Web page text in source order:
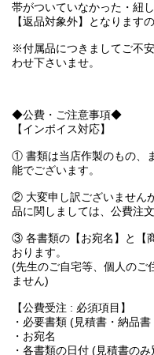
帯がついていなかった・紐
【返品対象外】となります
※付属品につきましてご不
わせ下さいませ。
◆公費・ご注意事項◆
【インボイス対応】
① 書類は当店作製のもの、
能でございます。
② 大変申し訳ございません
品に関しましては、公費注
③ 各書類の【お宛名】と【
おります。
(先生のご自宅等、個人のご
ません)
【公費受注 : 必須項目】
・必要書類 (見積書・納品
・お宛名
・各書類の日付 (見積書のみ